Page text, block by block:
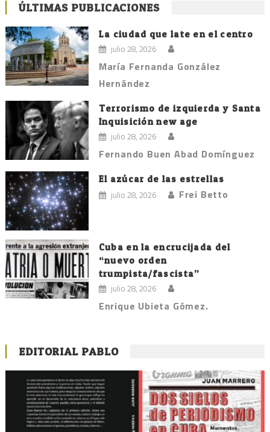
ÚLTIMAS PUBLICACIONES
La ciudad que late en el centro
julio 28, 2026
María Fernanda González
Hernández
Terrorismo de izquierda y Santa
Inquisición new age
julio 28, 2026
Fernando Buen Abad Domínguez
El azúcar de las estrellas
julio 28, 2026 Frei Betto
Cuba en la encrucijada del
“nuevo orden
trumpista/fascista”
julio 28, 2026
Enrique Ubieta Gómez.
EDITORIAL PABLO